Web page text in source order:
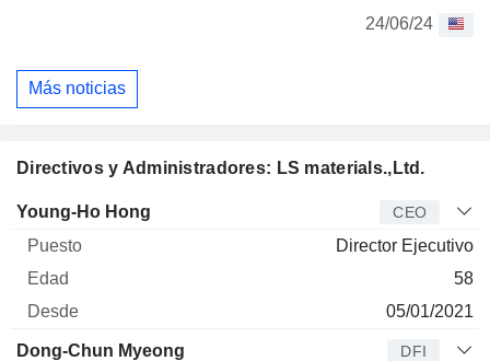
24/06/24
Más noticias
Directivos y Administradores: LS materials.,Ltd.
Director Puesto
Young-Ho Hong CEO
Director Ejecutivo
58
05/01/2021
Dong-Chun Myeong DFI